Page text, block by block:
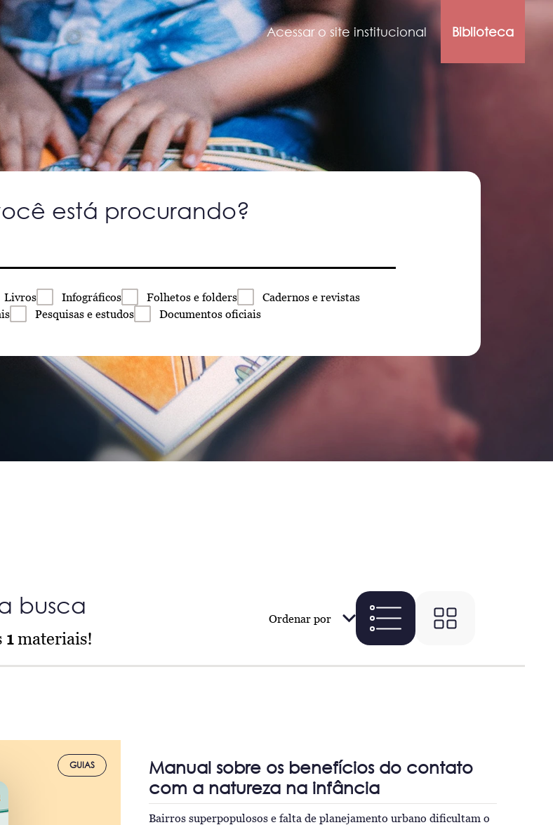
Acessar o site institucional Biblioteca
está procurando?
Livros Infográficos Folhetos e folders Cadernos e revistas
Pesquisas e estudos Documentos oficiais
busca
1materiais!
Ordenar por
GUIAS
Manual sobre os benefícios do contato
com a natureza na infância
Bairros superpopulosos e falta de planejamento urbano dificultam o